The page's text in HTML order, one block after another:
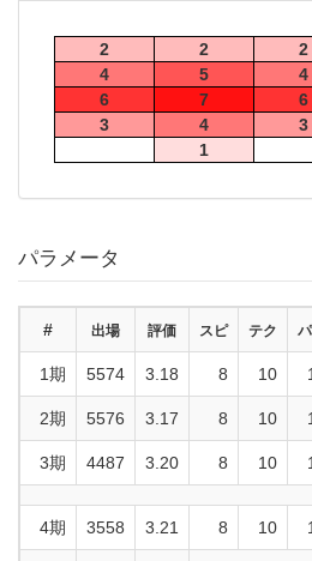
2 2
2
4
5
4
6
7
6
3
4
3
1
パラメータ
# 出場 評価 スピ テク
1期 5574 3.18 8 10
2期 5576 3.17 8 10
3期 4487 3.20 8 10
4期 3558 3.21 8 10